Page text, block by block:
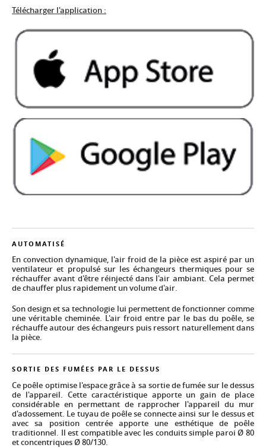
Télécharger l'application :
AUTOMATISÉ
En convection dynamique, l'air froid de la pièce est aspiré par un
ventilateur et propulsé sur les échangeurs thermiques pour se
réchauffer avant d'être réinjecté dans l'air ambiant. Cela permet
de chauffer plus rapidement un volume d'air.
Son design et sa technologie lui permettent de fonctionner comme
une véritable cheminée. L'air froid entre par le bas du poêle, se
réchauffe autour des échangeurs puis ressort naturellement dans
la pièce.
SORTIE DES FUMÉES PAR LE DESSUS
Ce poêle optimise l'espace grâce à sa sortie de fumée sur le dessus
de l'appareil. Cette caractéristique apporte un gain de place
considérable en permettant de rapprocher l'appareil du mur
d'adossement. Le tuyau de poêle se connecte ainsi sur le dessus et
avec sa position centrée apporte une esthétique de poêle
traditionnel. Il est compatible avec les conduits simple paroi Ø 80
et concentriques Ø 80/130.